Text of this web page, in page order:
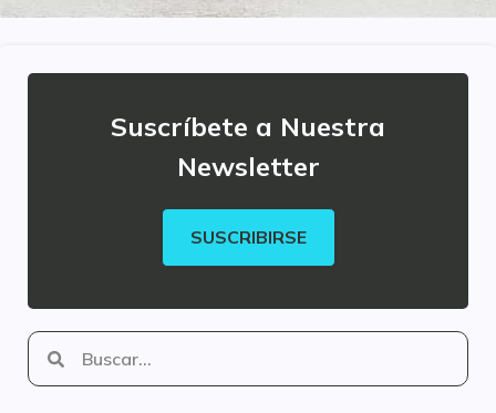
Suscríbete a Nuestra
Newsletter
SUSCRIBIRSE